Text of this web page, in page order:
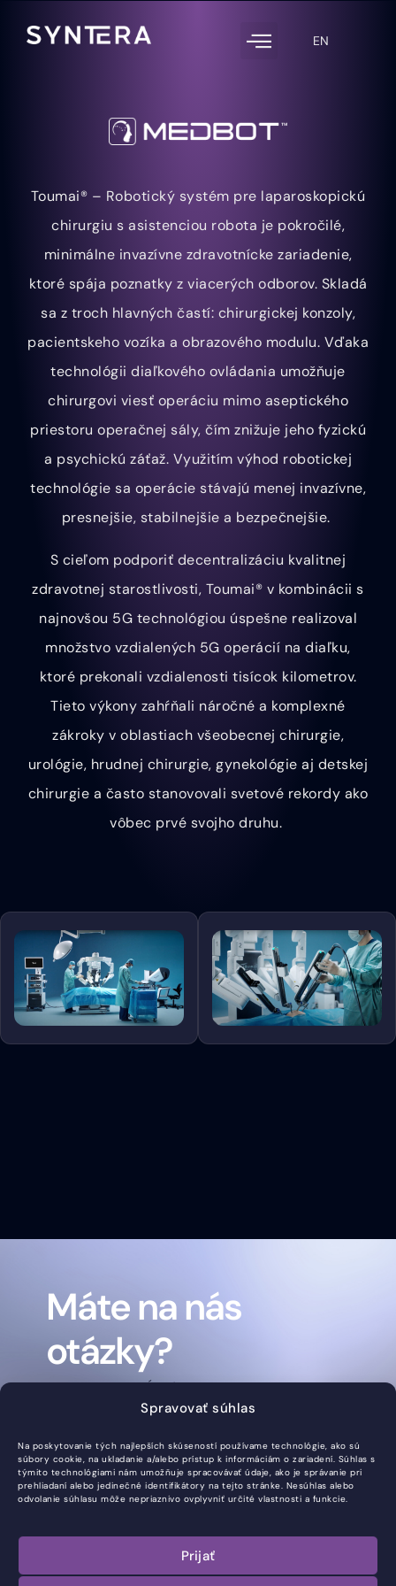
Spravovať súhlas
Na poskytovanie tých najlepších skúseností používame technológie, ako sú
súbory cookie, na ukladanie a/alebo prístup k informáciám o zariadení. Súhlas s
týmito technológiami nám umožňuje spracovávať údaje, ako je správanie pri
prehliadaní alebo jedinečné identifikátory na tejto stránke. Nesúhlas alebo
odvolanie súhlasu môže nepriaznivo ovplyvniť určité vlastnosti a funkcie.
Prijať
EN
Toumai® – Robotický systém pre laparoskopickú
chirurgiu s asistenciou robota je pokročilé,
minimálne invazívne zdravotnícke zariadenie,
ktoré spája poznatky z viacerých odborov. Skladá
sa z troch hlavných častí: chirurgickej konzoly,
pacientskeho vozíka a obrazového modulu. Vďaka
technológii diaľkového ovládania umožňuje
chirurgovi viesť operáciu mimo aseptického
priestoru operačnej sály, čím znižuje jeho fyzickú
a psychickú záťaž. Využitím výhod robotickej
technológie sa operácie stávajú menej invazívne,
presnejšie, stabilnejšie a bezpečnejšie.
S cieľom podporiť decentralizáciu kvalitnej
zdravotnej starostlivosti, Toumai® v kombinácii s
najnovšou 5G technológiou úspešne realizoval
množstvo vzdialených 5G operácií na diaľku,
ktoré prekonali vzdialenosti tisícok kilometrov.
Tieto výkony zahŕňali náročné a komplexné
zákroky v oblastiach všeobecnej chirurgie,
urológie, hrudnej chirurgie, gynekológie aj detskej
chirurgie a často stanovovali svetové rekordy ako
vôbec prvé svojho druhu.
Máte na nás
otázky?
KONTAKTUJTE NÁS
Kontakt
+421
901
Email
info@syntera.sk
Whatsapp
+421
901
Sledujte
nás
LinkedIn